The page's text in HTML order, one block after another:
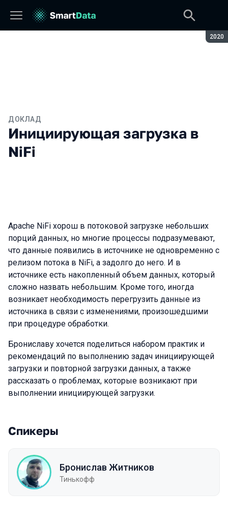
2020
ДОКЛАД
Инициирующая загрузка в
NiFi
Apache NiFi хорош в потоковой загрузке небольших
порций данных, но многие процессы подразумевают,
что данные появились в источнике не одновременно с
релизом потока в NiFi, а задолго до него. И в
источнике есть накопленный объем данных, который
сложно назвать небольшим. Кроме того, иногда
возникает необходимость перегрузить данные из
источника в связи с изменениями, произошедшими
при процедуре обработки.
Брониславу хочется поделиться набором практик и
рекомендаций по выполнению задач инициирующей
загрузки и повторной загрузки данных, а также
рассказать о проблемах, которые возникают при
выполнении инициирующей загрузки.
Спикеры
Бронислав Житников
Тинькофф